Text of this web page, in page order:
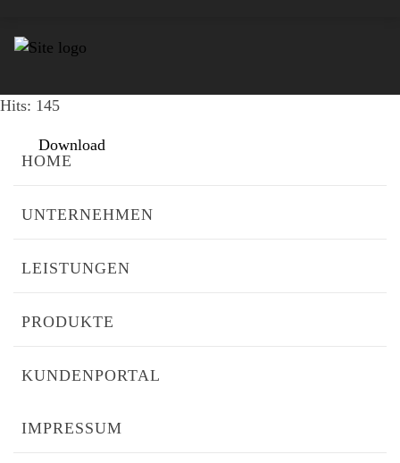
File size: 85.21 KB
Hits: 145
Download
HOME
UNTERNEHMEN
LEISTUNGEN
PRODUKTE
KUNDENPORTAL
IMPRESSUM